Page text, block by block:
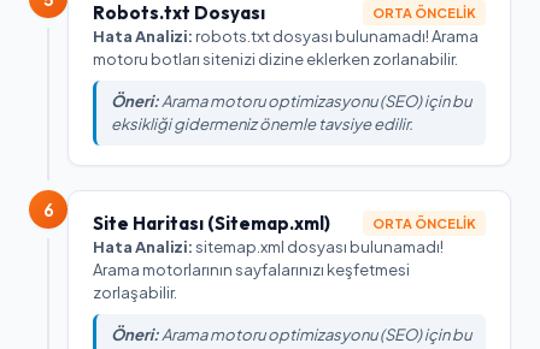
Robots.txt Dosyası ORTA ÖNCELIK
Hata Analizi: robots.txt dosyası bulunamadı! Arama
motoru botları sitenizi dizine eklerken zorlanabilir.
Öneri:Arama motoru optimizasyonu (SEO) için bu
eksikliği gidermeniz önemle tavsiye edilir.
6
Site Haritası (Sitemap.xml) ORTA ÖNCELIK
Hata Analizi:sitemap.xml dosyası bulunamadı!
Arama motorlarının sayfalarınızı keşfetmesi
zorlaşabilir.
Öneri:Arama motoru optimizasyonu (SEO) için bu